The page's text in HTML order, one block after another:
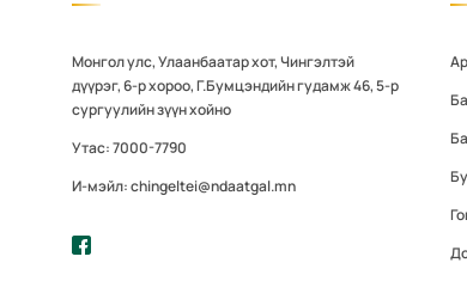
Монгол улс, Улаанбаатар хот, Чингэлтэй
дүүрэг, 6-р хороо, Г.Бумцэндийн гудамж 46, 5-р
сургуулийн зүүн хойно
Утас: 7000-7790
И-мэйл: chingeltei@ndaatgal.mn